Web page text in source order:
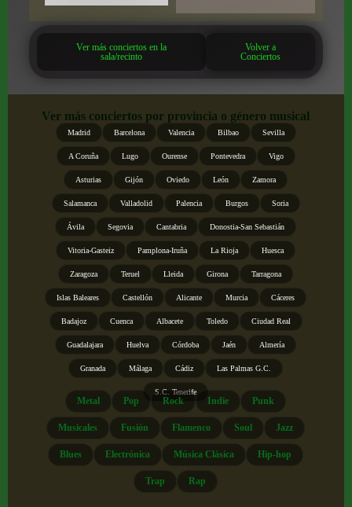
Ver más conciertos en la
sala/recinto
Volver a
Conciertos
Ver más conciertos por provincia o género musical
Madrid Barcelona Valencia Bilbao Sevilla
A Coruña Lugo Ourense Pontevedra Vigo
Asturias Gijón Oviedo León Zamora
Salamanca Valladolid Palencia Burgos Soria
Ávila Segovia Cantabria Donostia-San Sebastián
Vitoria-Gasteiz Pamplona-Iruña La Rioja Huesca
Zaragoza Teruel Lleida Girona Tarragona
Islas Baleares Castellón Alicante Murcia Cáceres
Badajoz Cuenca Albacete Toledo Ciudad Real
Guadalajara Huelva Córdoba Jaén Almería
Granada Málaga Cádiz Las Palmas G.C.
S.C. Tenerife
Metal Pop Rock Indie Punk
Musicales Fusión Flamenco Soul Jazz
Blues Electrónica Música Clásica Hip-hop
Trap Rap